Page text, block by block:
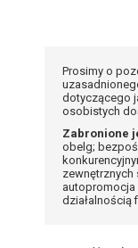
Prosimy o
dotyczącego
osobistych
Zabronione
obelg;
zewnętrznych
działalnością